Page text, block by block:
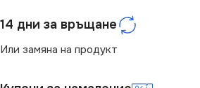
14 дни за връщане
Или замяна на продукт